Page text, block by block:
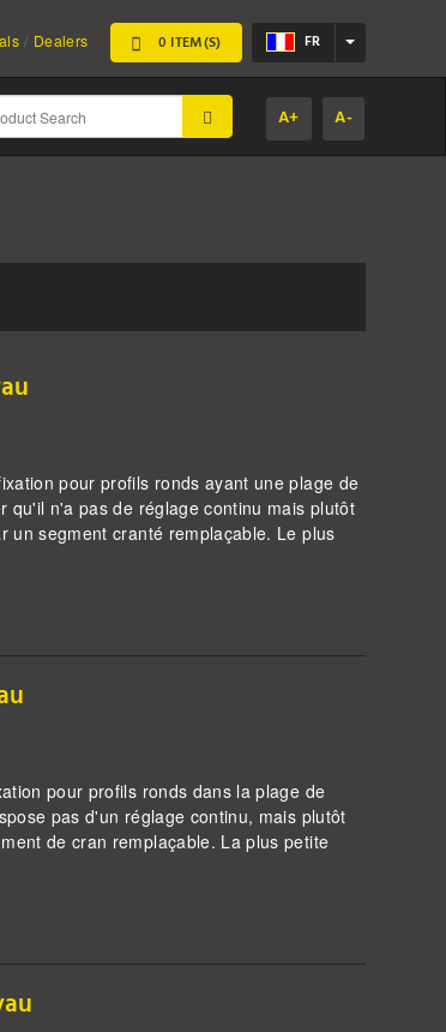
FR
0 ITEM(S)
Dealers
A+ A-
pour profils ronds ayant une plage de
qu'il n'a pas de réglage continu mais plutôt
un segment cranté remplaçable. Le plus
pour profils ronds dans la plage de
pas d'un réglage continu, mais plutôt
de cran remplaçable. La plus petite